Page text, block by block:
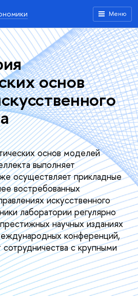
Меню
основ
основ моделей
выполняет
осуществляет прикладные
востребованных
искусственного
лаборатории регулярно
научных изданиях
конференций,
с крупными